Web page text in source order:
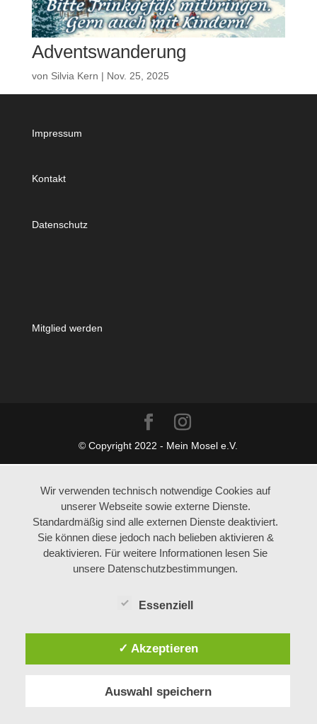
Adventswanderung
von Silvia Kern | Nov. 25, 2025
Impressum
Kontakt
Datenschutz
Mitglied werden
© Copyright 2022 - Mein Mosel e.V.
Wir verwenden technisch notwendige Cookies auf
unserer Webseite sowie externe Dienste.
Standardmäßig sind alle externen Dienste deaktiviert.
Sie können diese jedoch nach belieben aktivieren &
deaktivieren. Für weitere Informationen lesen Sie
unsere Datenschutzbestimmungen.
Essenziell
✓ Akzeptieren
Auswahl speichern